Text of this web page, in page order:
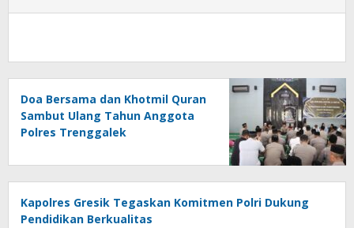
Doa Bersama dan Khotmil Quran
Sambut Ulang Tahun Anggota
Polres Trenggalek
Kapolres Gresik Tegaskan Komitmen Polri Dukung
Pendidikan Berkualitas